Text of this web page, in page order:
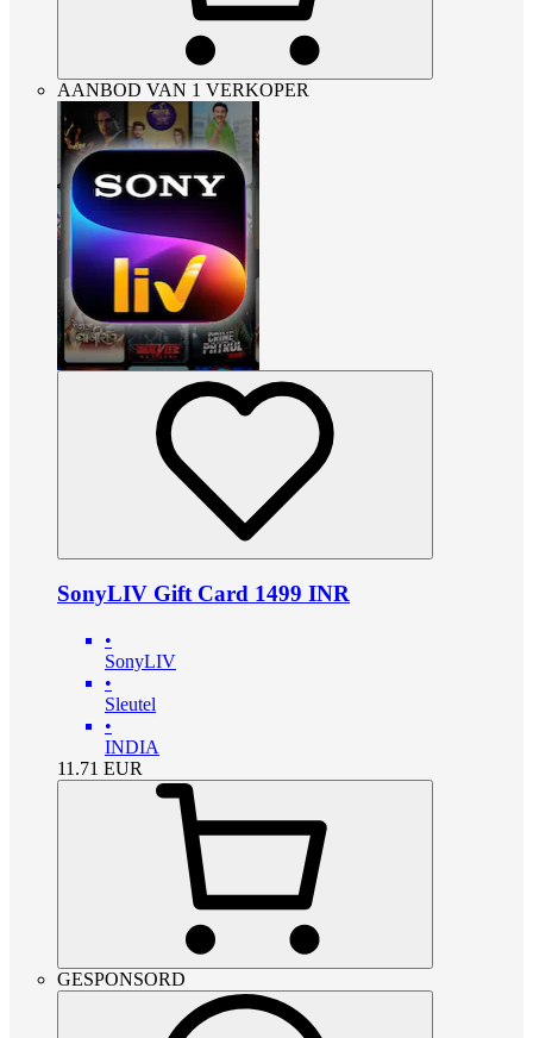
AANBOD VAN 1 VERKOPER
SonyLIV Gift Card 1499 INR
•
SonyLIV
•
Sleutel
•
INDIA
11.71 EUR
GESPONSORD